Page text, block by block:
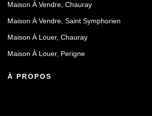
Maison À Vendre, Chauray
Maison À Vendre, Saint Symphorien
Maison À Louer, Chauray
Maison À Louer, Perigne
À PROPOS